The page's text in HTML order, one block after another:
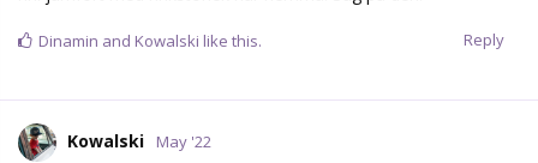
Reply
Dinamin and Kowalski like this.
Kowalski May '22